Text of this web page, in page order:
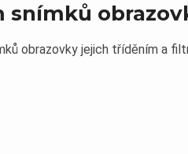
obrazovky jejich tříděním a